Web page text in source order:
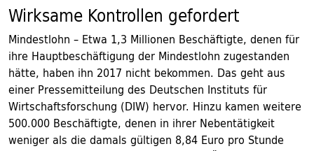
Wirksame Kontrollen gefordert
Mindestlohn – Etwa 1,3 Millionen Beschäftigte, denen für
ihre Hauptbeschäftigung der Mindestlohn zugestanden
hätte, haben ihn 2017 nicht bekommen. Das geht aus
einer Pressemitteilung des Deutschen Instituts für
Wirtschaftsforschung (DIW) hervor. Hinzu kamen weitere
500.000 Beschäftigte, denen in ihrer Nebentätigkeit
weniger als die damals gültigen 8,84 Euro pro Stunde